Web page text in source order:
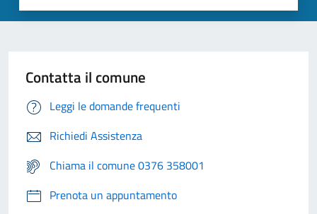
Contatta il comune
Leggi le domande frequenti
Richiedi Assistenza
Chiama il comune 0376 358001
Prenota un appuntamento